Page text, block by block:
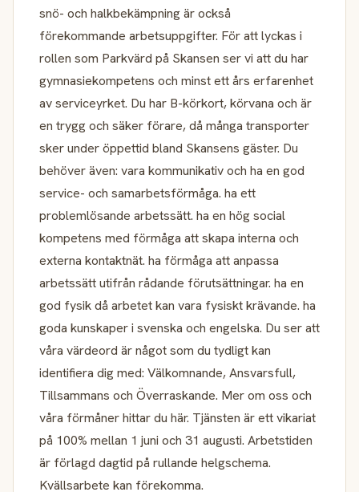
snö- och halkbekämpning är också
förekommande arbetsuppgifter. För att lyckas i
rollen som Parkvärd på Skansen ser vi att du har
gymnasiekompetens och minst ett års erfarenhet
av serviceyrket. Du har B-körkort, körvana och är
en trygg och säker förare, då många transporter
sker under öppettid bland Skansens gäster. Du
behöver även: vara kommunikativ och ha en god
service- och samarbetsförmåga. ha ett
problemlösande arbetssätt. ha en hög social
kompetens med förmåga att skapa interna och
externa kontaktnät. ha förmåga att anpassa
arbetssätt utifrån rådande förutsättningar. ha en
god fysik då arbetet kan vara fysiskt krävande. ha
goda kunskaper i svenska och engelska. Du ser att
våra värdeord är något som du tydligt kan
identifiera dig med: Välkomnande, Ansvarsfull,
Tillsammans och Överraskande. Mer om oss och
våra förmåner hittar du här. Tjänsten är ett vikariat
på 100% mellan 1 juni och 31 augusti. Arbetstiden
är förlagd dagtid på rullande helgschema.
Kvällsarbete kan förekomma.